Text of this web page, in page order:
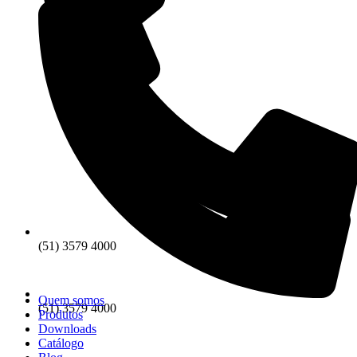
(51) 3579 4000
(51) 3579 4000
Quem somos
Produtos
Downloads
Catálogo